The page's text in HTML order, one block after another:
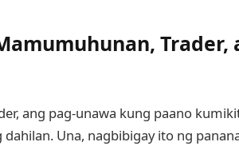
Trader,
ang pag-unawa kung paano
Una, nagbibigay ito ng